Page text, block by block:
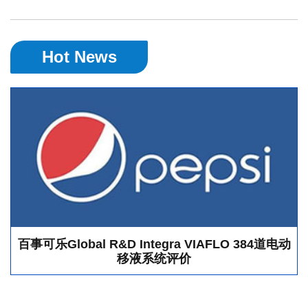
Hot News
百事可乐Global R&D Integra VIAFLO 384道电动
移液系统评价